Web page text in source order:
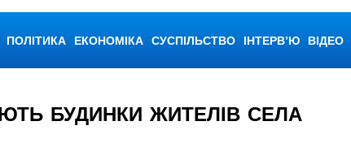
ПОЛІТИКА ЕКОНОМІКА СУСПІЛЬСТВО ІНТЕРВ’Ю ВІДЕО
БУДИНКИ ЖИТЕЛІВ СЕЛА